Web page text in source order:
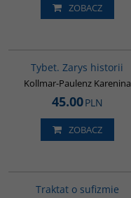
ZOBACZ
Tybet. Zarys historii
Kollmar-Paulenz Karenina
45.00PLN
ZOBACZ
Traktat o sufizmie